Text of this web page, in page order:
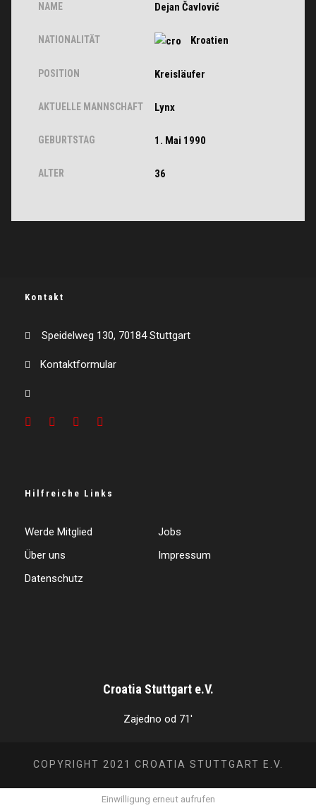
NAME Dejan Čavlović
NATIONALITÄT Kroatien
POSITION Kreisläufer
AKTUELLE MANNSCHAFT Lynx
GEBURTSTAG 1. Mai 1990
ALTER 36
Kontakt
Speidelweg 130, 70184 Stuttgart
Kontaktformular
Hilfreiche Links
Werde Mitglied
Jobs
Über uns
Impressum
Datenschutz
Croatia Stuttgart e.V.
Zajedno od 71'
COPYRIGHT 2021 CROATIA STUTTGART E.V.
Einwilligung erneut aufrufen